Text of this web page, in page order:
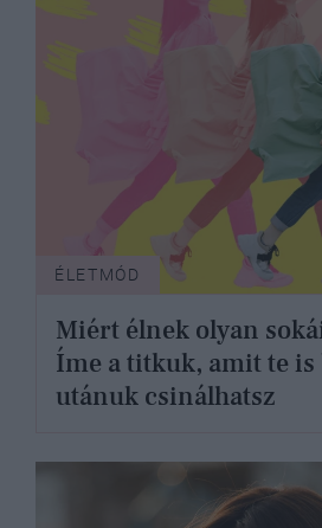
ÉLETMÓD
Miért élnek olyan
Íme a titkuk, amit te
utánuk csinálhatsz